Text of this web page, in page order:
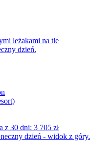
z 30 dni: 3 705 zł